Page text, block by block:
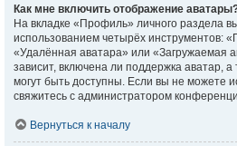
Как мне включить отображение
На вкладке «Профиль» личного раздела
использованием четырёх инструментов:
«Удалённая аватара» или «Загружаемая
зависит, включена ли поддержка аватар, а
могут быть доступны. Если вы не можете
свяжитесь с администратором
Вернуться к началу